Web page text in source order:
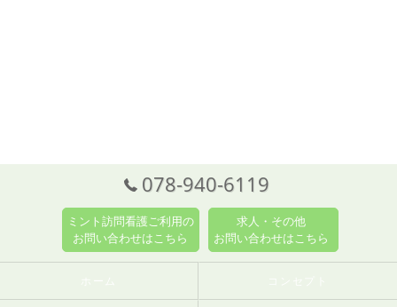
078-940-6119
ミント訪問看護ご利用の
お問い合わせはこちら
求人・その他
お問い合わせはこちら